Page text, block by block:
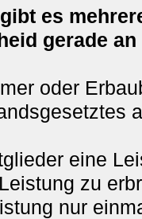
es
gerade
oder
eine
zu
nur